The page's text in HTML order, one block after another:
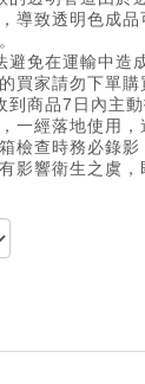
導致透明色成品
避免在運輸中造
買家請勿下單購
到商品7日內主
一經落地使用，
檢查時務必錄影
影響衛生之虞，